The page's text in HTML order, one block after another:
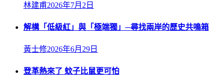
林建甫2026年7月2日
解構「低級紅」與「極端獨」─尋找兩岸的歷史共鳴箱
黃士修2026年6月29日
登革熱來了 蚊子比鼠更可怕